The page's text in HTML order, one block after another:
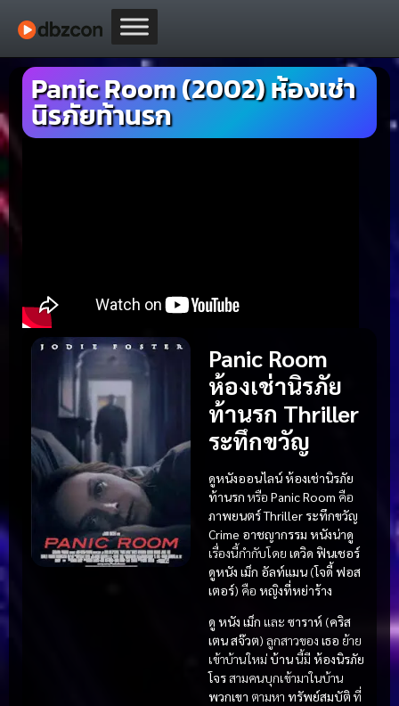
Panic Room (2002) ห้องเช่า
นิรภัยท้านรก
Panic Room
ห้องเช่านิรภัย
ท้านรก Thriller
ระทึกขวัญ
ดูหนังออนไลน์ ห้องเช่านิรภัย
ท้านรก หรือ Panic Room คือ
ภาพยนตร์Thriller ระทึกขวัญ
Crime อาชญากรรม หนังน่าดู
เรื่องนี้กำกับโดย เดวิด ฟินเชอร์
ดูหนัง เม็ก อัลท์แมน (โจดี้ ฟอส
เตอร์) คือ หญิงที่หย่าร้าง
ดู หนัง เม็ก และ ซาราห์ (คริส
เตน สจ๊วต) ลูกสาวของ เธอ ย้าย
เข้าบ้านใหม่บ้านนี้มี ห้องนิรภัย
โจรสามคนบุกเข้ามาในบ้าน
พวกเขา ตามหา ทรัพย์สมบัติ ที่